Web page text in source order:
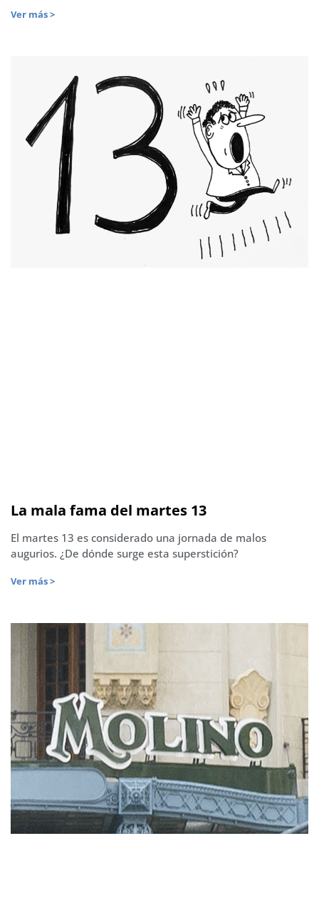
Ver más >
La mala fama del martes 13
El martes 13 es considerado una jornada de malos
augurios. ¿De dónde surge esta superstición?
Ver más >